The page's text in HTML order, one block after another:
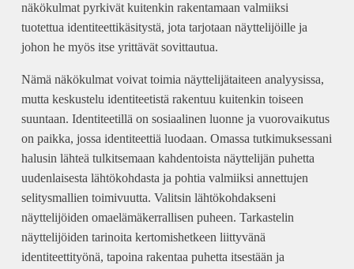
näkökulmat pyrkivät kuitenkin rakentamaan valmiiksi
tuotettua identiteettikäsitystä, jota tarjotaan näyttelijöille ja
johon he myös itse yrittävät sovittautua.
Nämä näkökulmat voivat toimia näyttelijätaiteen analyysissa,
mutta keskustelu identiteetistä rakentuu kuitenkin toiseen
suuntaan. Identiteetillä on sosiaalinen luonne ja vuorovaikutus
on paikka, jossa identiteettiä luodaan. Omassa tutkimuksessani
halusin lähteä tulkitsemaan kahdentoista näyttelijän puhetta
uudenlaisesta lähtökohdasta ja pohtia valmiiksi annettujen
selitysmallien toimivuutta. Valitsin lähtökohdakseni
näyttelijöiden omaelämäkerrallisen puheen. Tarkastelin
näyttelijöiden tarinoita kertomishetkeen liittyvänä
identiteettityönä, tapoina rakentaa puhetta itsestään ja